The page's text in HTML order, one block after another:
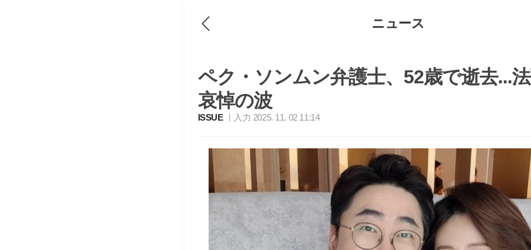
ニュース
ペク・ソンムン弁護士、52歳で逝去...
哀悼の波
ISSUE 入力 2025. 11. 02 11:14